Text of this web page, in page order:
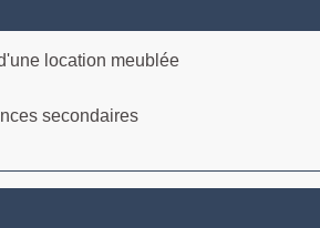
location meublée
secondaires